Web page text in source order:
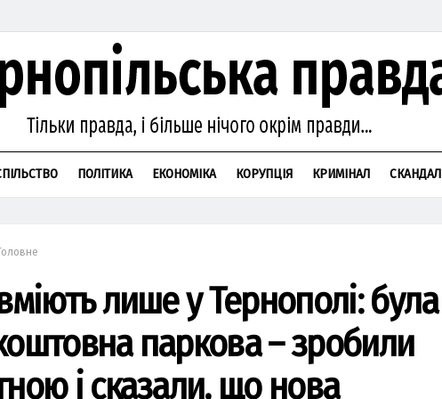
ПОЛІТИКА ЕКОНОМІКА КОРУПЦІЯ КРИМІНАЛ СКАНДАЛ
лише у Тернополі: була
паркова – зробили
і сказали, що нова